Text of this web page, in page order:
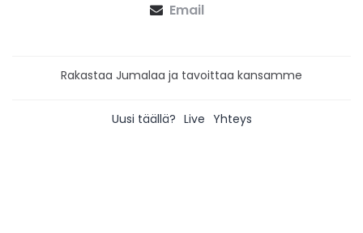
Email
Rakastaa Jumalaa ja tavoittaa kansamme
Uusi täällä? Live Yhteys